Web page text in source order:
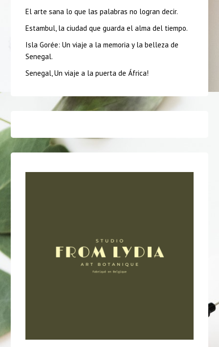
El arte sana lo que las palabras no logran decir.
Estambul, la ciudad que guarda el alma del tiempo.
Isla Gorée: Un viaje a la memoria y la belleza de
Senegal.
Senegal, Un viaje a la puerta de África!